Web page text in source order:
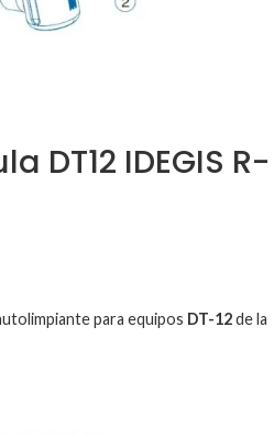
DT12 IDEGIS R-
para equipos DT-12de la